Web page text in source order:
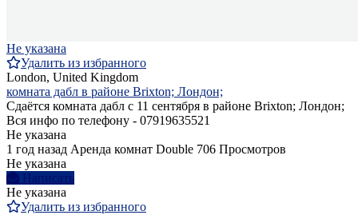
Не указана
Удалить из избранного
London, United Kingdom
комната дабл в районе Brixton; Лондон;
Сдаётся комната дабл с 11 сентября в районе Brixton; Лондон;
Вся инфо по телефону - 07919635521
Не указана
1 год назад Аренда комнат Double 706 Просмотров
Не указана
Написать
Не указана
Удалить из избранного